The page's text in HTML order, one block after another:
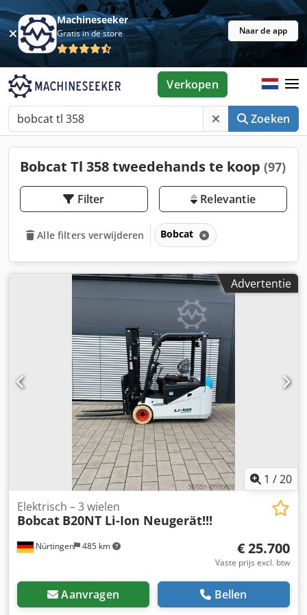
Machineseeker
Gratis in de store Naar de app
Zoeken
Verkopen
Bobcat Tl 358 tweedehands te koop (97)
Filter Relevantie
Alle filters verwijderen Bobcat
Advertentie
1 /20
Nürtingen 485 km
Elektrisch – 3 wielen
Bobcat B20NT Li-Ion Neugerät!!!
€ 25.700
Vaste prijs excl. btw
Aanvragen Bellen